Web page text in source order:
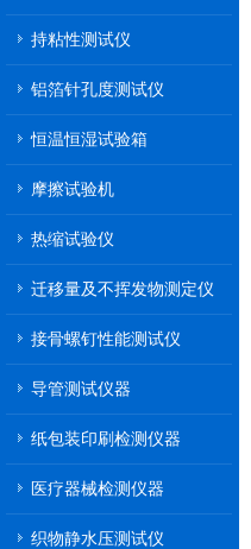
持粘性测试仪
铝箔针孔度测试仪
恒温恒湿试验箱
摩擦试验机
热缩试验仪
迁移量及不挥发物测定仪
接骨螺钉性能测试仪
导管测试仪器
纸包装印刷检测仪器
医疗器械检测仪器
织物静水压测试仪